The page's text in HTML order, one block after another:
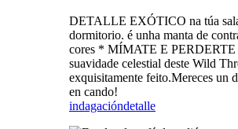
DETALLE EXÓTICO na túa
dormitorio. é unha manta de
cores * MÍMATE E PERDERTE
suavidade celestial deste Wild
exquisitamente feito.Mereces un
en cando!
indagacióndetalle